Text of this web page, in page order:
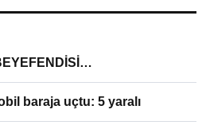
baraja uçtu: 5 yaralı